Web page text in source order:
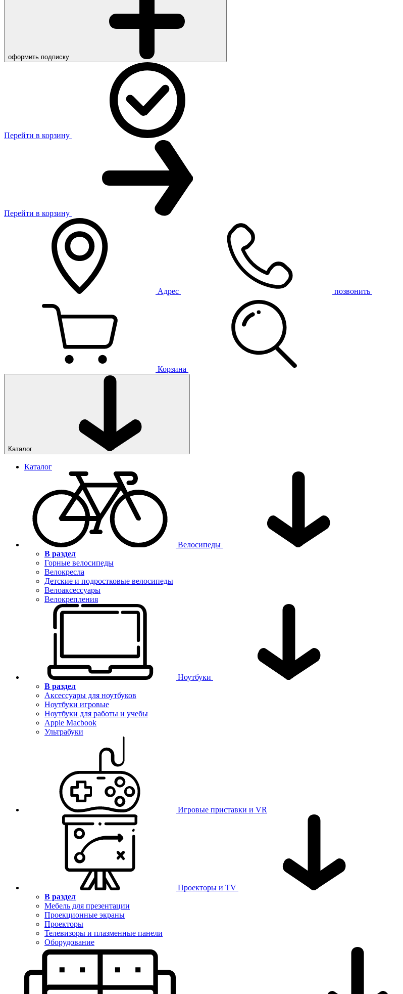
оформить подписку
Перейти в корзину
Перейти в корзину
Адрес позвонить
Корзина
Каталог
Каталог
Велосипеды
В раздел
Горные велосипеды
Велокресла
Детские и подростковые велосипеды
Велоаксессуары
Велокрепления
Ноутбуки
В раздел
Аксессуары для ноутбуков
Ноутбуки игровые
Ноутбуки для работы и учебы
Apple Macbook
Ультрабуки
Игровые приставки и VR
Проекторы и TV
В раздел
Мебель для презентации
Проекционные экраны
Проекторы
Телевизоры и плазменные панели
Оборудование